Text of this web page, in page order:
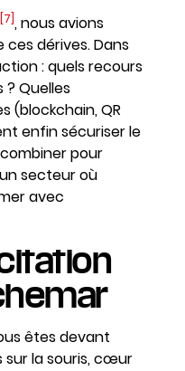
[7] , nous avions
ces dérives. Dans
: quels recours
? Quelles
(blockchain, QR
enfin sécuriser le
pour
secteur où
avec
êtes devant
sur la souris, cœur